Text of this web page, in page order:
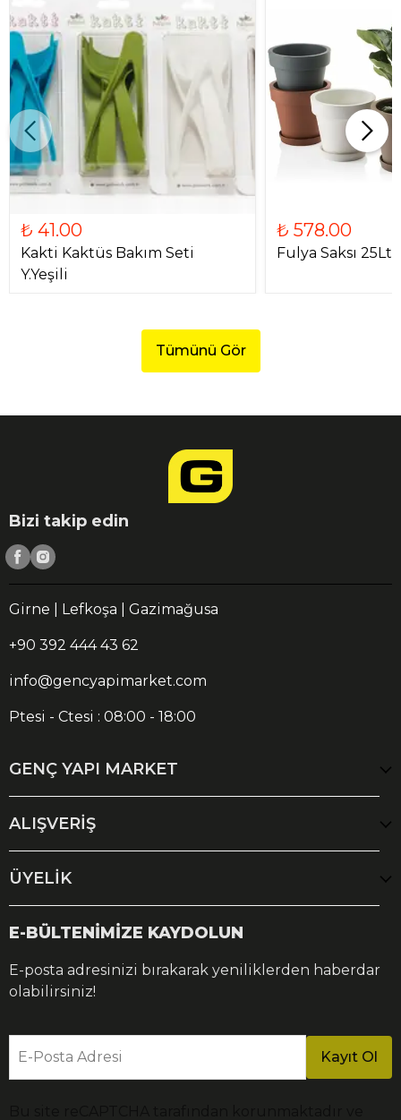
₺ 41.00
Kakti Kaktüs Bakım Seti
Y.Yeşili
₺ 578.00
Fulya Saksı 25Lt
Tümünü Gör
Bizi takip edin
Girne | Lefkoşa | Gazimağusa
+90 392 444 43 62
info@gencyapimarket.com
Ptesi - Ctesi : 08:00 - 18:00
GENÇ YAPI MARKET
ALIŞVERİŞ
ÜYELİK
E-BÜLTENİMİZE KAYDOLUN
E-posta adresinizi bırakarak yeniliklerden haberdar
olabilirsiniz!
E-Posta Adresi Kayıt Ol